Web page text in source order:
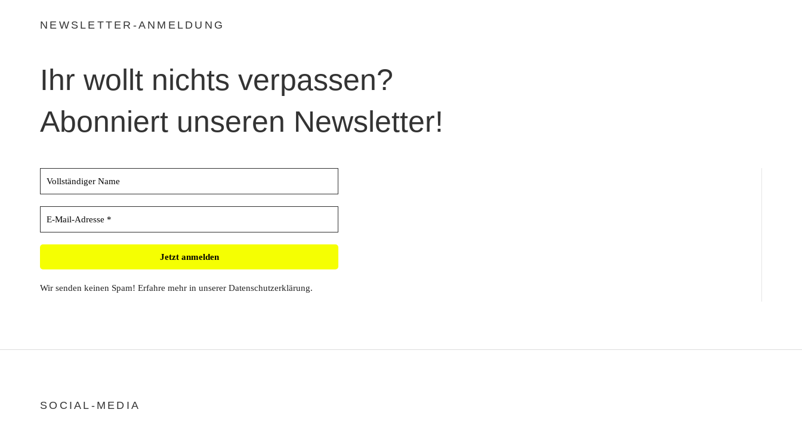
NEWSLETTER-ANMELDUNG
Ihr wollt nichts verpassen?
Abonniert unseren Newsletter!
Wir senden keinen Spam! Erfahre mehr in unsererDatenschutzerklärung.
SOCIAL-MEDIA